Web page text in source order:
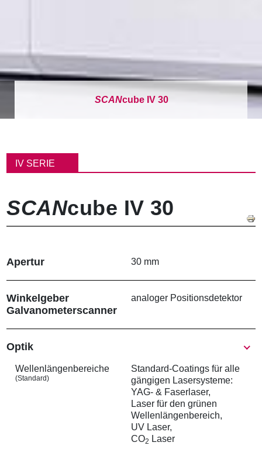
SCANcube IV 30
f
a
v
i
t
n
IV SERIE
SCANcube IV 30
Apertur 30 mm
Winkelgeber
Galvanometer­scanner
analoger Positionsdetektor
Show
Optik
Wellenlängen­bereiche
(Standard)
Standard-Coatings für alle
gängigen Lasersysteme:
YAG- & Faserlaser,
Laser für den grünen
Wellenlängenbereich,
UV Laser,
CO2 Laser